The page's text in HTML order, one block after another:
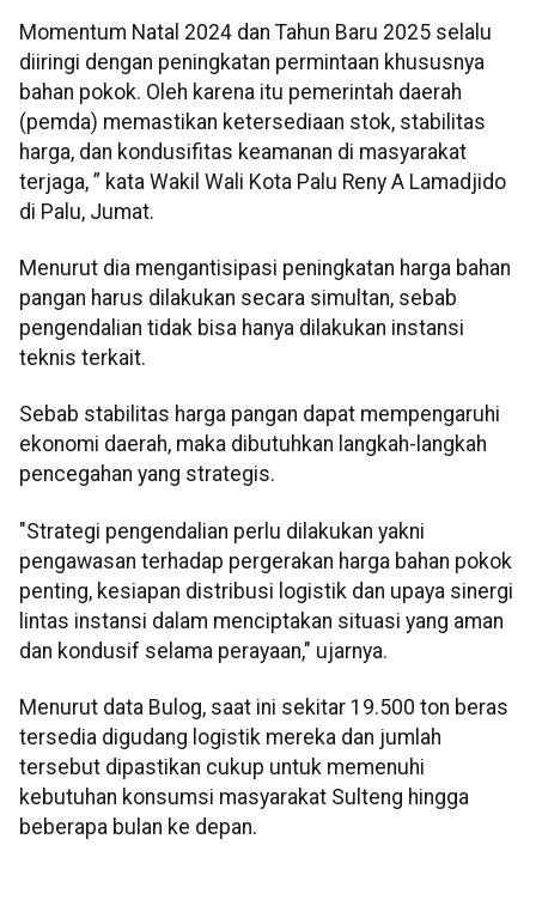
Momentum Natal 2024 dan Tahun Baru 2025 selalu
diiringi dengan peningkatan permintaan khususnya
bahan pokok. Oleh karena itu pemerintah daerah
(pemda) memastikan ketersediaan stok, stabilitas
harga, dan kondusifitas keamanan di masyarakat
terjaga, ” kata Wakil Wali Kota Palu Reny A Lamadjido
di Palu, Jumat.
Menurut dia mengantisipasi peningkatan harga bahan
pangan harus dilakukan secara simultan, sebab
pengendalian tidak bisa hanya dilakukan instansi
teknis terkait.
Sebab stabilitas harga pangan dapat mempengaruhi
ekonomi daerah, maka dibutuhkan langkah-langkah
pencegahan yang strategis.
"Strategi pengendalian perlu dilakukan yakni
pengawasan terhadap pergerakan harga bahan pokok
penting, kesiapan distribusi logistik dan upaya sinergi
lintas instansi dalam menciptakan situasi yang aman
dan kondusif selama perayaan," ujarnya.
Menurut data Bulog, saat ini sekitar 19.500 ton beras
tersedia digudang logistik mereka dan jumlah
tersebut dipastikan cukup untuk memenuhi
kebutuhan konsumsi masyarakat Sulteng hingga
beberapa bulan ke depan.